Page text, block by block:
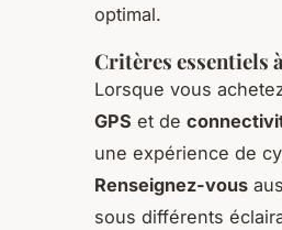
optimal.
Critères essentiels
Lorsque vous
GPS et de
une expérience de
Renseignez-vous
sous différents